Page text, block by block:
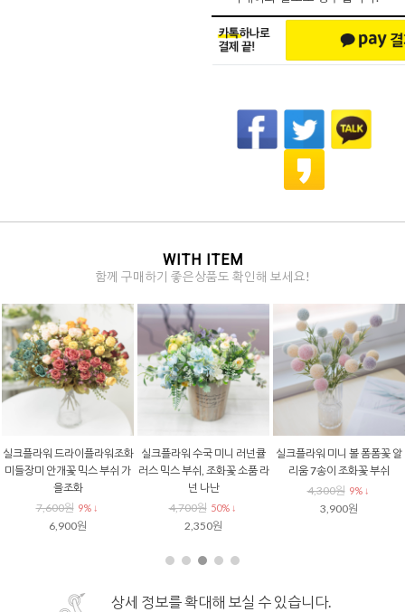
WITH ITEM
함께 구매하기 좋은상품도 확인해 보세요!
실크플라워 드라이플라워조화
미들장미 안개꽃 믹스 부쉬 가
을조화
7,600원 9% ↓
6,900원
실크플라워 수국 미니 러넌큘
러스 믹스 부쉬, 조화꽃 소품 라
넌 나난
4,700원 50% ↓
2,350원
실크플라워 미니 볼 폼폼꽃 알
리움 7송이 조화꽃 부쉬
4,300원 9% ↓
3,900원
상세 정보를 확대해 보실 수 있습니다.